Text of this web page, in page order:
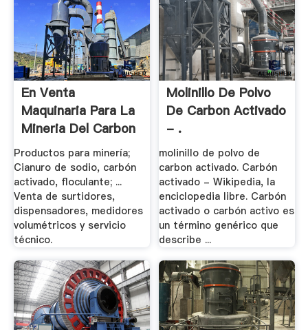
En Venta
Maquinaria Para La
Mineria Del Carbon
Productos para minería;
Cianuro de sodio, carbón
activado, floculante; ...
Venta de surtidores,
dispensadores, medidores
volumétricos y servicio
técnico.
Molinillo De Polvo
De Carbon Activado
- .
molinillo de polvo de
carbon activado. Carbón
activado - Wikipedia, la
enciclopedia libre. Carbón
activado o carbón activo es
un término genérico que
describe ...